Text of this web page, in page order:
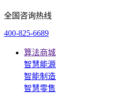
全国咨询热线
400-825-6689
算法商城
智慧能源
智能制造
智慧零售